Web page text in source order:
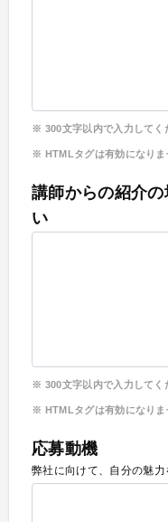
300文字以内で入力してく
HTMLタグは有効になりま
講師からの紹介
い
300文字以内で入力してく
HTMLタグは有効になりま
応募動機
弊社に向けて、自分の魅力